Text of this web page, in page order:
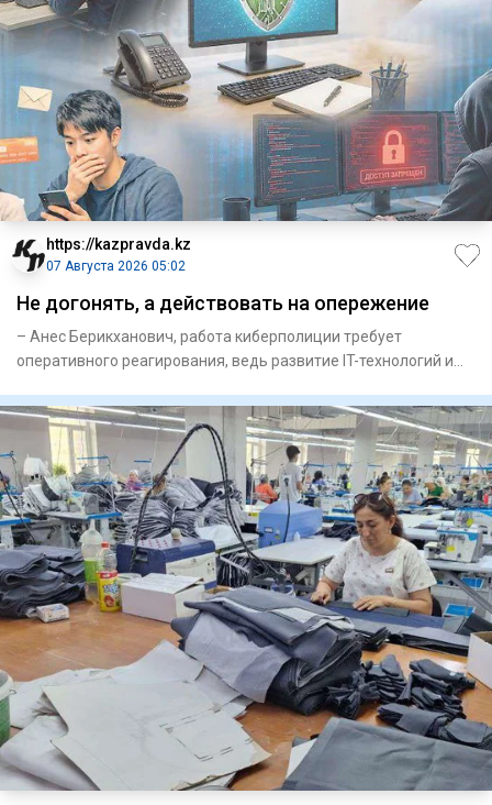
https://kazpravda.kz
07 Августа 2026 05:02
Не догонять, а действовать на опережение
– Анес Берикханович, работа кибер­полиции требует
оперативного реагирования, ведь развитие IT-технологий и